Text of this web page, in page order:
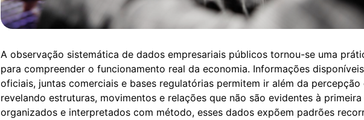
A observação sistemática de dados empresariais públicos tornou-se uma
para compreender o funcionamento real da economia. Informações
oficiais, juntas comerciais e bases regulatórias permitem ir além da percepção
revelando estruturas, movimentos e relações que não são evidentes à
organizados e interpretados com método, esses dados expõem padrões